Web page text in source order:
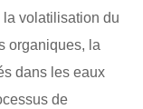
volatilisation du
organiques, la
dans les eaux
de